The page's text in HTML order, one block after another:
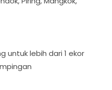
untuk lebih dari 1 ekor